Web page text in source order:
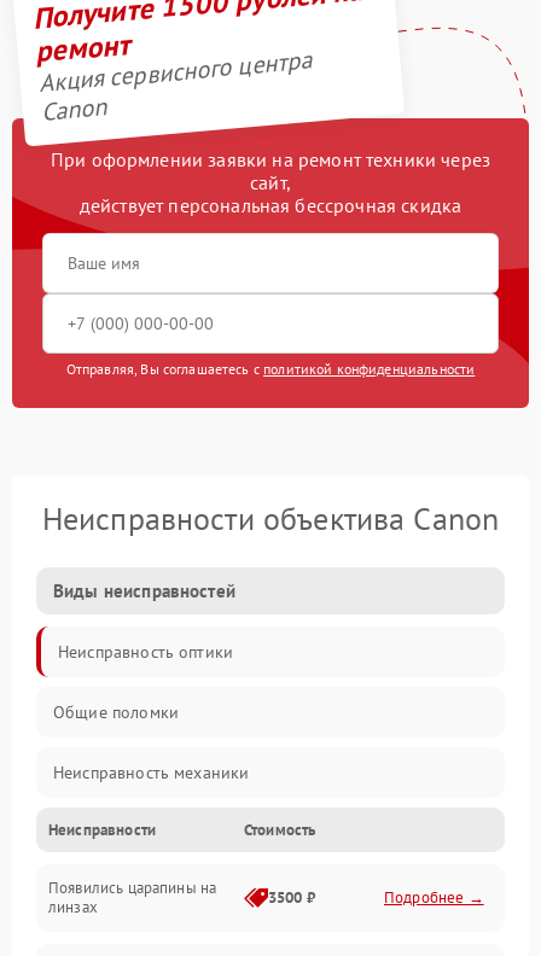
ремонт
Акция сервисного центра
Canon
При оформлении заявки на ремонт техники через
сайт,
действует персональная бессрочная скидка
Отправляя, Вы соглашаетесь с политикой конфиденциальности
Неисправности объектива Canon
Виды неисправностей
Неисправность оптики
Общие поломки
Неисправность механики
Неисправность электроники (если объектив с мотором/
Прочие неисправности
Неисправности Стоимость
Появились царапины на
линзах
3500 ₽ Подробнее →